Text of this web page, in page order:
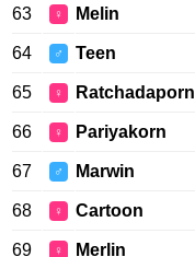
63 ♀ Melin
64 ♂ Teen
65 ♀ Ratchadaporn
66 ♀ Pariyakorn
67 ♂ Marwin
68 ♀ Cartoon
69 ♀ Merlin